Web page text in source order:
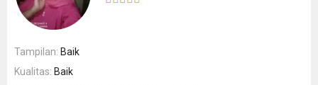
Tampilan: Baik
Kualitas: Baik